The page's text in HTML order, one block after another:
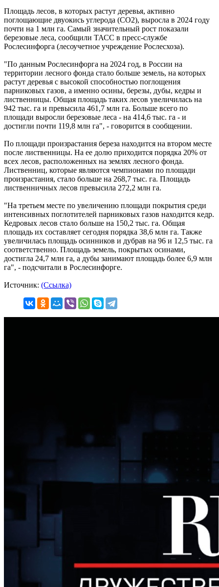
Площадь лесов, в которых растут деревья, активно
поглощающие двуокись углерода (СО2), выросла в 2024 году
почти на 1 млн га. Самый значительный рост показали
березовые леса, сообщили ТАСС в пресс-службе
Рослесинфорга (лесоучетное учреждение Рослесхоза).
"По данным Рослесинфорга на 2024 год, в России на
территории лесного фонда стало больше земель, на которых
растут деревья с высокой способностью поглощения
парниковых газов, а именно осины, березы, дубы, кедры и
лиственницы. Общая площадь таких лесов увеличилась на
942 тыс. га и превысила 461,7 млн га. Больше всего по
площади выросли березовые леса - на 414,6 тыс. га - и
достигли почти 119,8 млн га", - говорится в сообщении.
По площади произрастания береза находится на втором месте
после лиственницы. На ее долю приходится порядка 20% от
всех лесов, расположенных на землях лесного фонда.
Лиственниц, которые являются чемпионами по площади
произрастания, стало больше на 268,7 тыс. га. Площадь
лиственничных лесов превысила 272,2 млн га.
"На третьем месте по увеличению площади покрытия среди
интенсивных поглотителей парниковых газов находится кедр.
Кедровых лесов стало больше на 150,2 тыс. га. Общая
площадь их составляет сегодня порядка 38,6 млн га. Также
увеличилась площадь осинников и дубрав на 96 и 12,5 тыс. га
соответственно. Площадь земель, покрытых осинами,
достигла 24,7 млн га, а дубы занимают площадь более 6,9 млн
га", - подсчитали в Рослесинфорге.
Источник: (Ссылка)